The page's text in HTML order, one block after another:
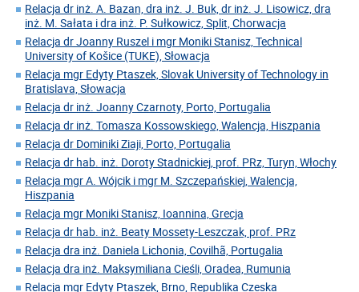
Relacja dr inż. A. Bazan, dra inż. J. Buk, dr inż. J. Lisowicz, dra
inż. M. Sałata i dra inż. P. Sułkowicz, Split, Chorwacja
Relacja dr Joanny Ruszel i mgr Moniki Stanisz, Technical
University of Košice (TUKE), Słowacja
Relacja mgr Edyty Ptaszek, Slovak University of Technology in
Bratislava, Słowacja
Relacja dr inż. Joanny Czarnoty, Porto, Portugalia
Relacja dr inż. Tomasza Kossowskiego, Walencja, Hiszpania
Relacja dr Dominiki Ziaji, Porto, Portugalia
Relacja dr hab. inż. Doroty Stadnickiej, prof. PRz, Turyn, Włochy
Relacja mgr A. Wójcik i mgr M. Szczepańskiej, Walencja,
Hiszpania
Relacja mgr Moniki Stanisz, Ioannina, Grecja
Relacja dr hab. inż. Beaty Mossety-Leszczak, prof. PRz
Relacja dra inż. Daniela Lichonia, Covilhã, Portugalia
Relacja dra inż. Maksymiliana Cieśli, Oradea, Rumunia
Relacja mgr Edyty Ptaszek, Brno, Republika Czeska